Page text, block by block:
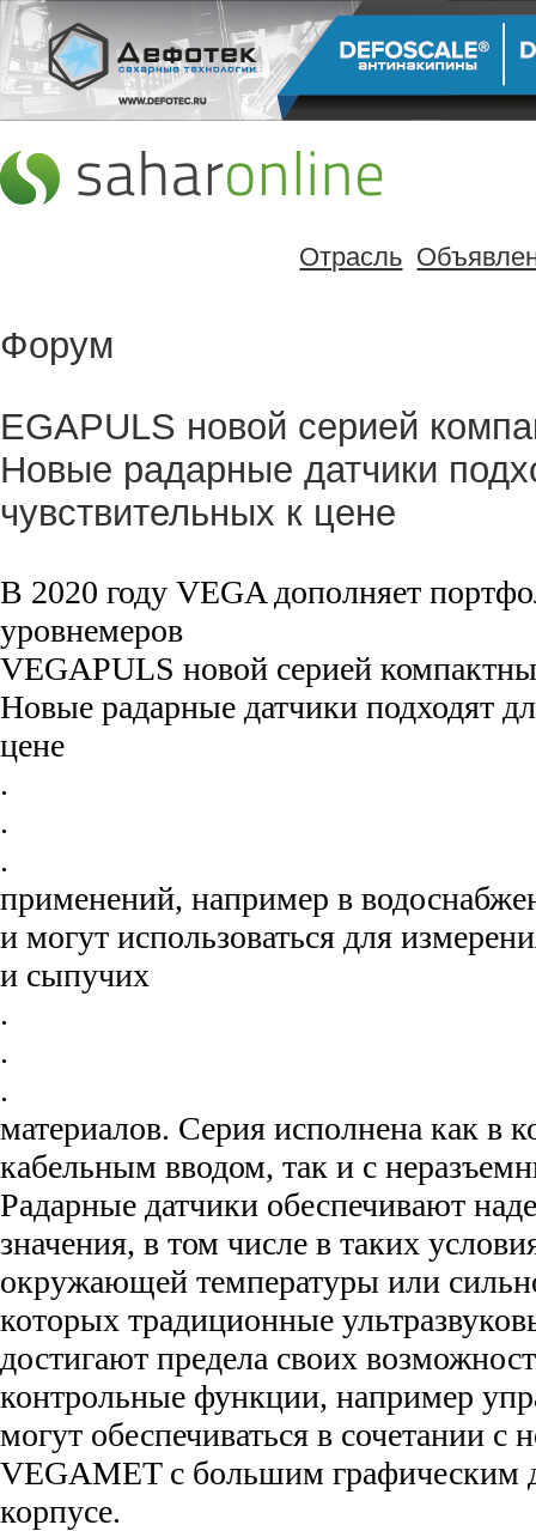
Отрасль
Форум
EGAPULS новой серией
Новые радарные датчики
чувствительных к цене
В 2020 году VEGA дополняет
уровнемеров
VEGAPULS новой серией
Новые радарные датчики подходят
цене
.
.
.
применений, например в
и могут использоваться для
и сыпучих
.
.
.
материалов. Серия исполнена как в
кабельным вводом, так и с
Радарные датчики обеспечивают
значения, в том числе в таких
окружающей температуры или
которых традиционные
достигают предела своих
контрольные функции, например
могут обеспечиваться в сочетании с
VEGAMET с большим графическим
корпусе.